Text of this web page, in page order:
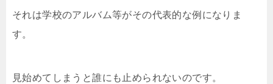
それは学校のアルバム等がその代表的な例になりま
す。
見始めてしまうと誰にも止められないのです。